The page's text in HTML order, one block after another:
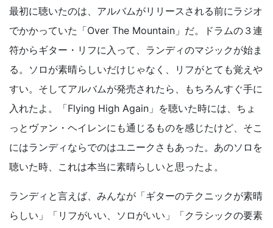
最初に聴いたのは、アルバムがリリースされる前にラジオ
でかかっていた「Over The Mountain」だ。ドラムの３連
符からギター・リフに入って、ランディのマジックが始ま
る。ソロが素晴らしいだけじゃなく、リフがとても覚えや
すい。そしてアルバムが発売されたら、もちろんすぐ手に
入れたよ。「Flying High Again」を聴いた時には、ちょ
っとヴァン・ヘイレンにも通じるものを感じたけど、そこ
にはランディならでのはユニークさもあった。あのソロを
聴いた時、これは本当に素晴らしいと思ったよ。
ランディと言えば、みんなが「ギターのテクニックが素晴
らしい」「リフがいい、ソロがいい」「クラシックの要素